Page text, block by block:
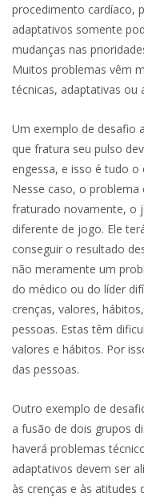
procedimento cardíaco,
adaptativos somente
mudanças nas
Muitos problemas vêm
técnicas, adaptativas ou
Um exemplo de desafio
que fratura seu pulso
engessa, e isso é tudo
Nesse caso, o
fraturado novamente, o
diferente de jogo. Ele
conseguir o resultado
não meramente um
do médico ou do líder
crenças, valores,
pessoas. Estas têm
valores e hábitos. Por
das pessoas.
Outro exemplo de
a fusão de dois grupos
haverá problemas
adaptativos devem ser
às crenças e às atitudes